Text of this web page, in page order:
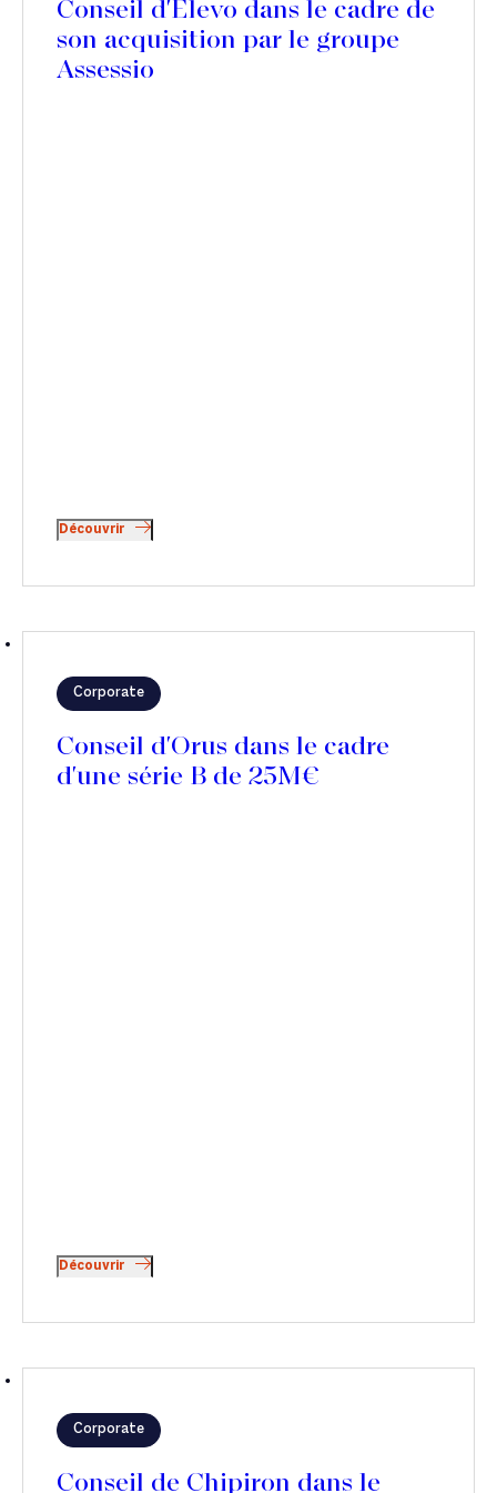
Conseil d'Elevo dans le cadre de
son acquisition par le groupe
Assessio
Découvrir
Corporate
Conseil d'Orus dans le cadre
d'une série B de 25M€
Découvrir
Corporate
Conseil de Chipiron dans le